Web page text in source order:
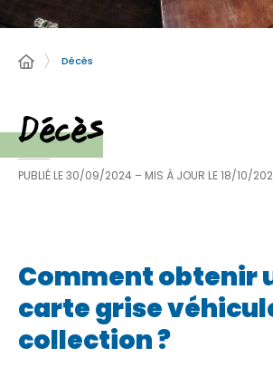
Décès
Décès
PUBLIÉ LE30/09/2024 – MIS À JOUR LE18/10/
Comment obtenir
carte grise
collection ?